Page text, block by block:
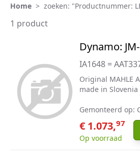
Home > zoeken: "Productnummer:
1 product
Dynamo:
IA1648 =
Original MAHLE
made in Slovenia
Gemonteerd op:
€ 1.073,97
Op voorraad